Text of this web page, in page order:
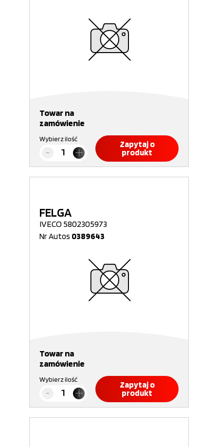
Towar na
zamówienie
Wybierz ilość
Zapytaj o
produkt
FELGA
IVECO 5802305973
Nr Autos 0389643
Towar na
zamówienie
Wybierz ilość
Zapytaj o
produkt